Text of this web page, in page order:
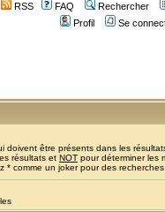
RSS FAQ
Rechercher
Profil
Se
doivent être présents dans les
résultats et NOT pour déterminer les
* comme un joker pour des